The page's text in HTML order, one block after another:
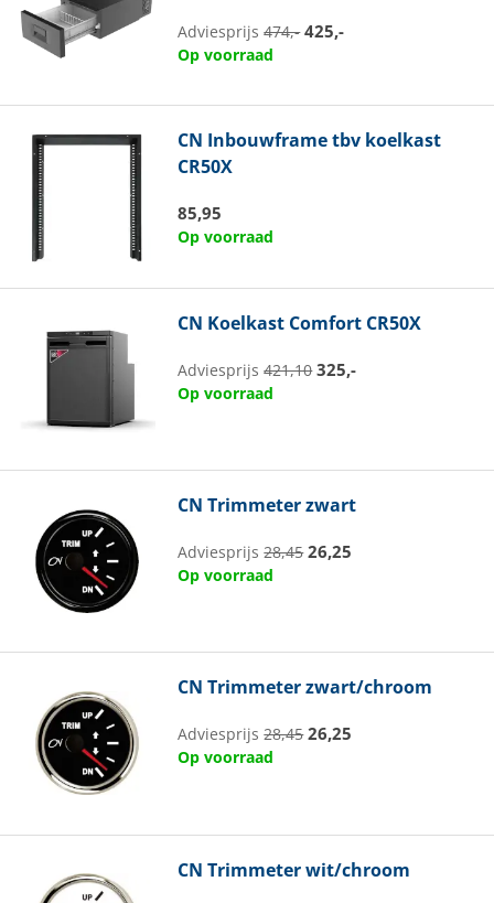
Adviesprijs474,- 425,-
Op voorraad
CN Inbouwframe tbv koelkast
CR50X
85,95
Op voorraad
CN Koelkast Comfort CR50X
Adviesprijs421,10 325,-
Op voorraad
CN Trimmeter zwart
Adviesprijs28,45 26,25
Op voorraad
CN Trimmeter zwart/chroom
Adviesprijs28,45 26,25
Op voorraad
CN Trimmeter wit/chroom